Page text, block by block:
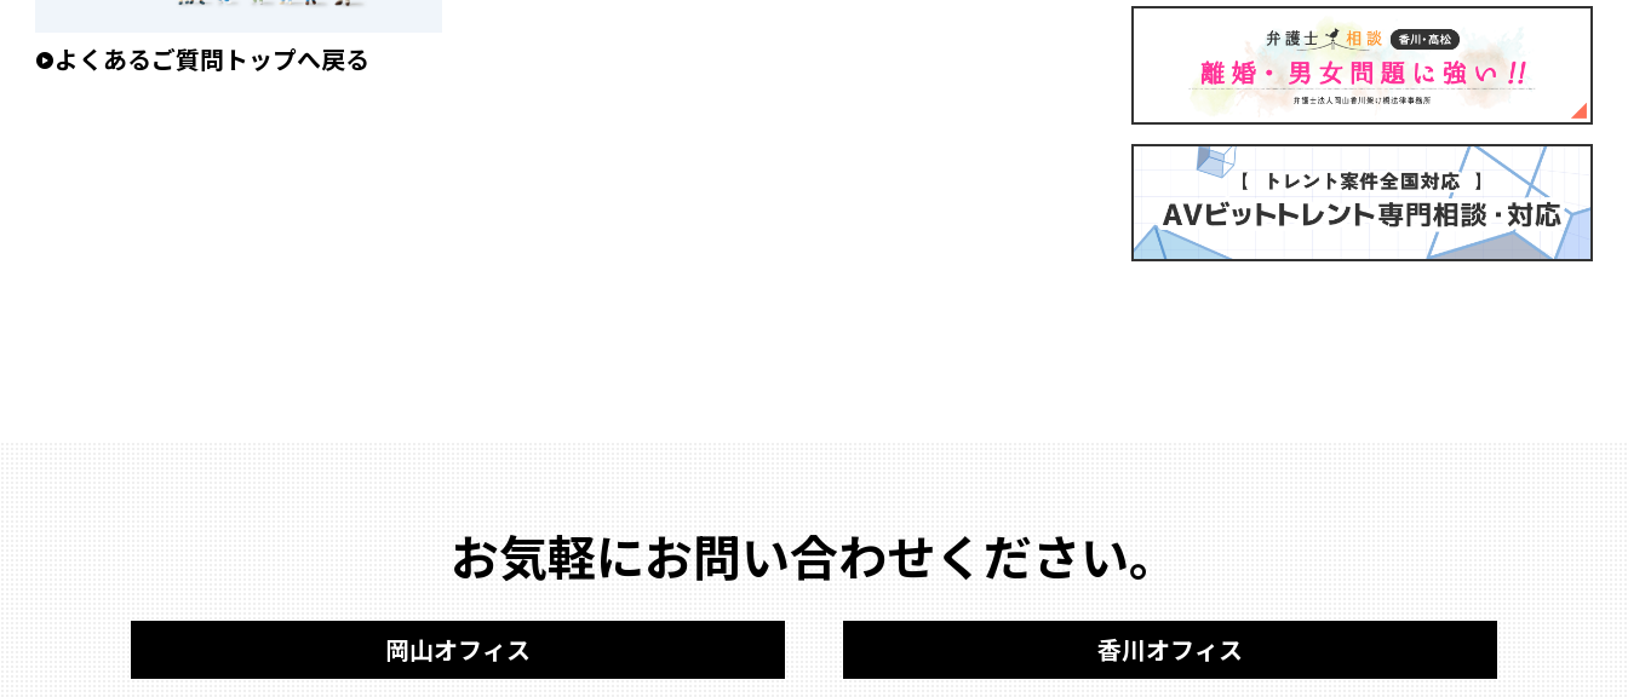
よくあるご質問トップへ戻る
お気軽にお問い合わせください。
岡山オフィス 香川オフィス